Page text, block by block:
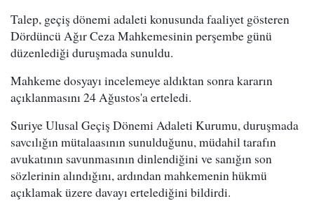
Talep, geçiş dönemi adaleti konusunda faaliyet gösteren
Dördüncü Ağır Ceza Mahkemesinin perşembe günü
düzenlediği duruşmada sunuldu.
Mahkeme dosyayı incelemeye aldıktan sonra kararın
açıklanmasını 24 Ağustos'a erteledi.
Suriye Ulusal Geçiş Dönemi Adaleti Kurumu, duruşmada
savcılığın mütalaasının sunulduğunu, müdahil tarafın
avukatının savunmasının dinlendiğini ve sanığın son
sözlerinin alındığını, ardından mahkemenin hükmü
açıklamak üzere davayı ertelediğini bildirdi.